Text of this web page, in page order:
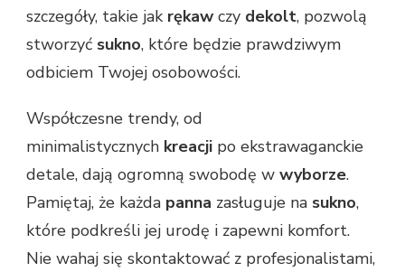
szczegóły, takie jak rękaw czy dekolt, pozwolą
stworzyć sukno, które będzie prawdziwym
odbiciem Twojej osobowości.
Współczesne trendy, od
minimalistycznych kreacji po ekstrawaganckie
detale, dają ogromną swobodę w wyborze.
Pamiętaj, że każda panna zasługuje na sukno,
które podkreśli jej urodę i zapewni komfort.
Nie wahaj się skontaktować z profesjonalistami,